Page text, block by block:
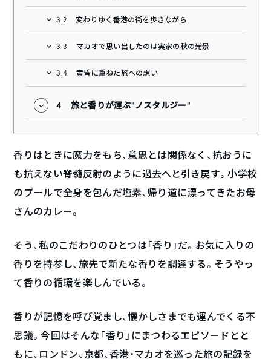
3.2 変わりゆく香港の街を歩きながら
3.3 マカオで思い出したのは実家の秋の光景
3.4 黄昏に重ねた旅への想い
4 旅と香りが運ぶ“ノスタルジー”
香りはときに魔力をもち、意思とは関係なく、抗おうに
も抗えない脊髄反射のように過去へと引き戻す。小学校
のプールで全身を包んだ塩素、帰り道に漂ってきたお母
さんのカレー。
そう、私のこだわりのひとつは「香り」だ。お気に入りの
香りを持参し、旅先で新たな香りを調達する。そうやっ
て香りの循環を楽しんでいる。
香りが記憶を呼び覚まし、懐かしさまでも運んでくる不
思議。今回はそんな「香り」にまつわるエピソードとと
もに、ロンドン、京都、香港・マカオを巡った旅の記録を